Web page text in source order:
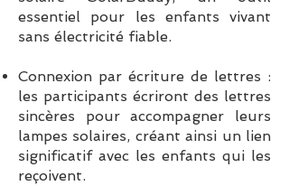
essentiel pour les enfants vivant
sans électricité fiable.
Connexion par écriture de lettres :
les participants écriront des lettres
sincères pour accompagner leurs
lampes solaires, créant ainsi un lien
significatif avec les enfants qui les
reçoivent.